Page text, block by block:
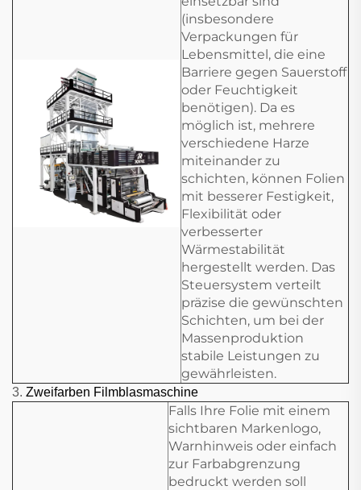
(insbesondere
Verpackungen für
Lebensmittel, die eine
Barriere gegen Sauerstoff
oder Feuchtigkeit
benötigen). Da es
möglich ist, mehrere
verschiedene Harze
miteinander zu
schichten, können Folien
mit besserer Festigkeit,
Flexibilität oder
verbesserter
Wärmestabilität
hergestellt werden. Das
Steuersystem verteilt
präzise die gewünschten
Schichten, um bei der
Massenproduktion
stabile Leistungen zu
gewährleisten.
3. Zweifarben Filmblasmaschine
Falls Ihre Folie mit einem
sichtbaren Markenlogo,
Warnhinweis oder einfach
zur Farbabgrenzung
bedruckt werden soll